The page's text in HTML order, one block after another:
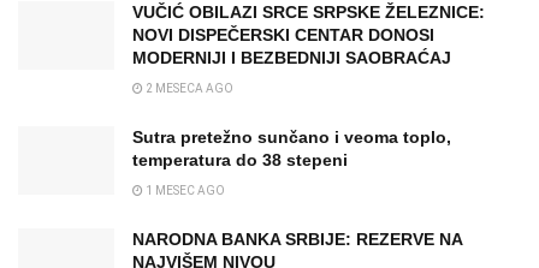
VUČIĆ OBILAZI SRCE SRPSKE ŽELEZNICE:
NOVI DISPEČERSKI CENTAR DONOSI
MODERNIJI I BEZBEDNIJI SAOBRAĆAJ
2 MESECA AGO
Sutra pretežno sunčano i veoma toplo,
temperatura do 38 stepeni
1 MESEC AGO
NARODNA BANKA SRBIJE: REZERVE NA
NAJVIŠEM NIVOU